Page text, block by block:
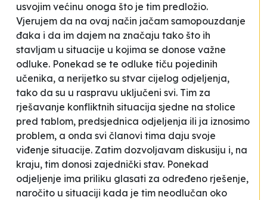
usvojim većinu onoga što je tim predložio.
Vjerujem da na ovaj način jačam samopouzdanje
đaka i da im dajem na značaju tako što ih
stavljam u situacije u kojima se donose važne
odluke. Ponekad se te odluke tiču pojedinih
učenika, a nerijetko su stvar cijelog odjeljenja,
tako da su u raspravu uključeni svi. Tim za
rješavanje konfliktnih situacija sjedne na stolice
pred tablom, predsjednica odjeljenja ili ja iznosimo
problem, a onda svi članovi tima daju svoje
viđenje situacije. Zatim dozvoljavam diskusiju i, na
kraju, tim donosi zajednički stav. Ponekad
odjeljenje ima priliku glasati za određeno rješenje,
naročito u situaciji kada je tim neodlučan oko